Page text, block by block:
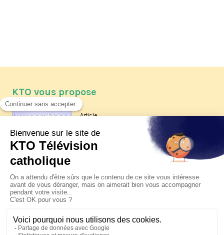
KTO vous propose
Article
Les reportages d'été 2026 de KTO
La visite pastorale du pape Léon
XIV à Assise à suivre sur KTO le
jeudi 6 août
Le pape en Uruguay, Argentine et
Pérou du 6 au 17 novembre 2026